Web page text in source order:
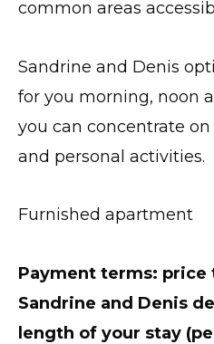
common areas
Sandrine and Denis
for you morning, noon
you can concentrate
and personal activities.
Furnished apartment
Payment terms:
Sandrine and Denis
length of your stay